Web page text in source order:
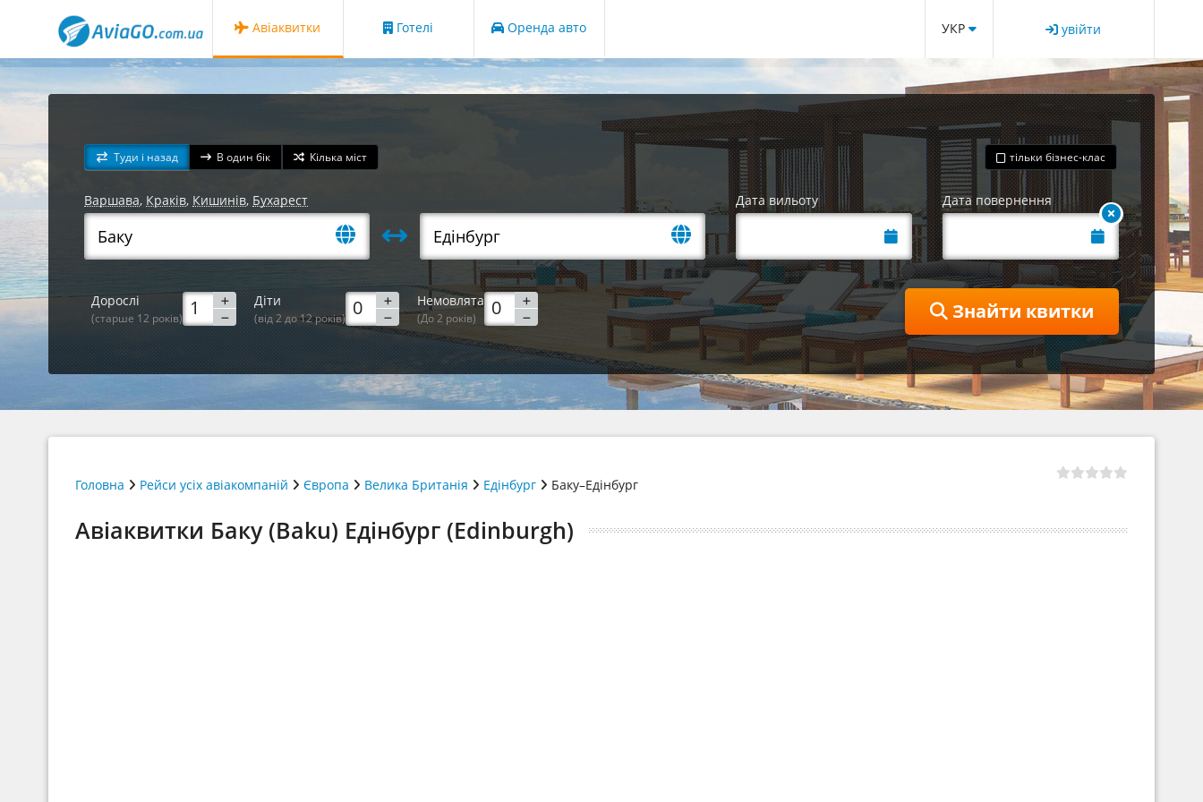
Авіаквитки Готелі Оренда авто УКР увійти
Туди і назад В один бік Кілька міст тільки бізнес-клас
Варшава, Краків, Кишинів, Бухарест Дата вильоту Дата повернення
Дорослі
(старше 12 років)
Діти
(від 2 до 12 років)
Немовлята
(До 2 років) Знайти квитки
Головна Рейси усіх авіакомпаній Європа Велика Британія Едінбург Баку–Едінбург
Авіаквитки Баку (Baku) Едінбург (Edinburgh)